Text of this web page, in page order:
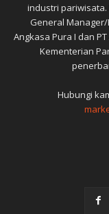
industri
General
Angkasa Pura I dan
Kementerian
Hubungi